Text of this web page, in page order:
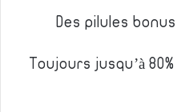
Des pilules
Toujours jusqu’à